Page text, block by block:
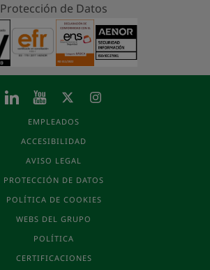
Protección de Datos
EMPLEADOS
ACCESIBILIDAD
AVISO LEGAL
PROTECCIÓN DE DATOS
POLÍTICA DE COOKIES
WEBS DEL GRUPO
POLÍTICA
CERTIFICACIONES